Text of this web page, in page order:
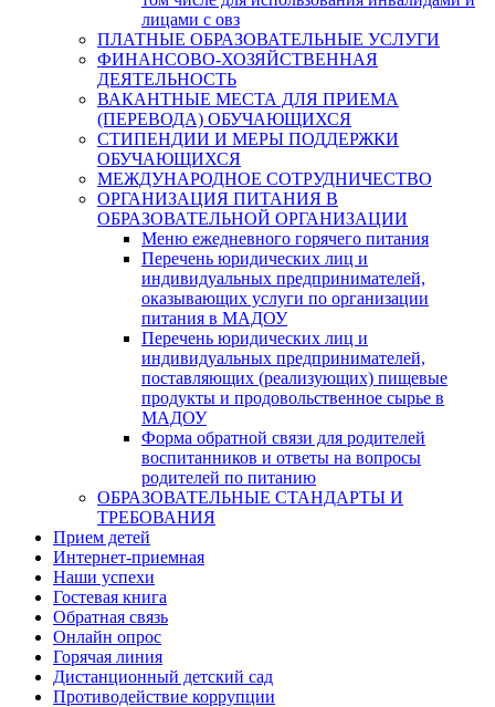
лицами с овз
ПЛАТНЫЕ ОБРАЗОВАТЕЛЬНЫЕ УСЛУГИ
ФИНАНСОВО-ХОЗЯЙСТВЕННАЯ
ДЕЯТЕЛЬНОСТЬ
ВАКАНТНЫЕ МЕСТА ДЛЯ ПРИЕМА
(ПЕРЕВОДА) ОБУЧАЮЩИХСЯ
СТИПЕНДИИ И МЕРЫ ПОДДЕРЖКИ
ОБУЧАЮЩИХСЯ
МЕЖДУНАРОДНОЕ СОТРУДНИЧЕСТВО
ОРГАНИЗАЦИЯ ПИТАНИЯ В
ОБРАЗОВАТЕЛЬНОЙ ОРГАНИЗАЦИИ
Меню ежедневного горячего питания
Перечень юридических лиц и
индивидуальных предпринимателей,
оказывающих услуги по организации
питания в МАДОУ
Перечень юридических лиц и
индивидуальных предпринимателей,
поставляющих (реализующих) пищевые
продукты и продовольственное сырье в
МАДОУ
Форма обратной связи для родителей
воспитанников и ответы на вопросы
родителей по питанию
ОБРАЗОВАТЕЛЬНЫЕ СТАНДАРТЫ И
ТРЕБОВАНИЯ
Прием детей
Интернет-приемная
Наши успехи
Гостевая книга
Обратная связь
Онлайн опрос
Горячая линия
Дистанционный детский сад
Противодействие коррупции